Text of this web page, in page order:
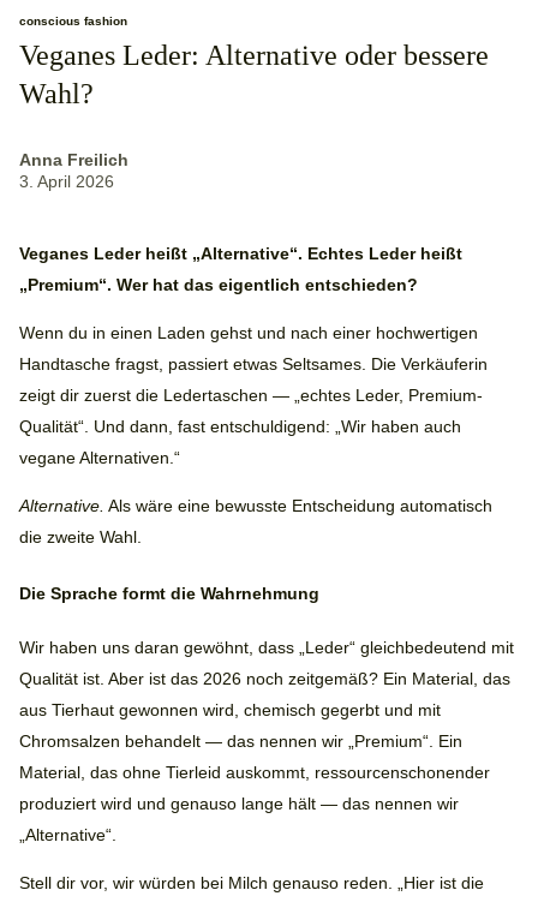
conscious fashion
Veganes Leder: Alternative oder bessere
Wahl?
Anna Freilich
3. April 2026
Veganes Leder heißt „Alternative“. Echtes Leder heißt
„Premium“. Wer hat das eigentlich entschieden?
Wenn du in einen Laden gehst und nach einer hochwertigen
Handtasche fragst, passiert etwas Seltsames. Die Verkäuferin
zeigt dir zuerst die Ledertaschen — „echtes Leder, Premium-
Qualität“. Und dann, fast entschuldigend: „Wir haben auch
vegane Alternativen.“
Alternative. Als wäre eine bewusste Entscheidung automatisch
die zweite Wahl.
Die Sprache formt die Wahrnehmung
Wir haben uns daran gewöhnt, dass „Leder“ gleichbedeutend mit
Qualität ist. Aber ist das 2026 noch zeitgemäß? Ein Material, das
aus Tierhaut gewonnen wird, chemisch gegerbt und mit
Chromsalzen behandelt — das nennen wir „Premium“. Ein
Material, das ohne Tierleid auskommt, ressourcenschonender
produziert wird und genauso lange hält — das nennen wir
„Alternative“.
Stell dir vor, wir würden bei Milch genauso reden. „Hier ist die